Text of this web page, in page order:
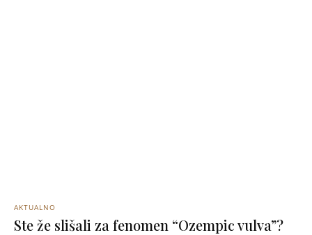
AKTUALNO
Ste že slišali za fenomen “Ozempic vulva”?